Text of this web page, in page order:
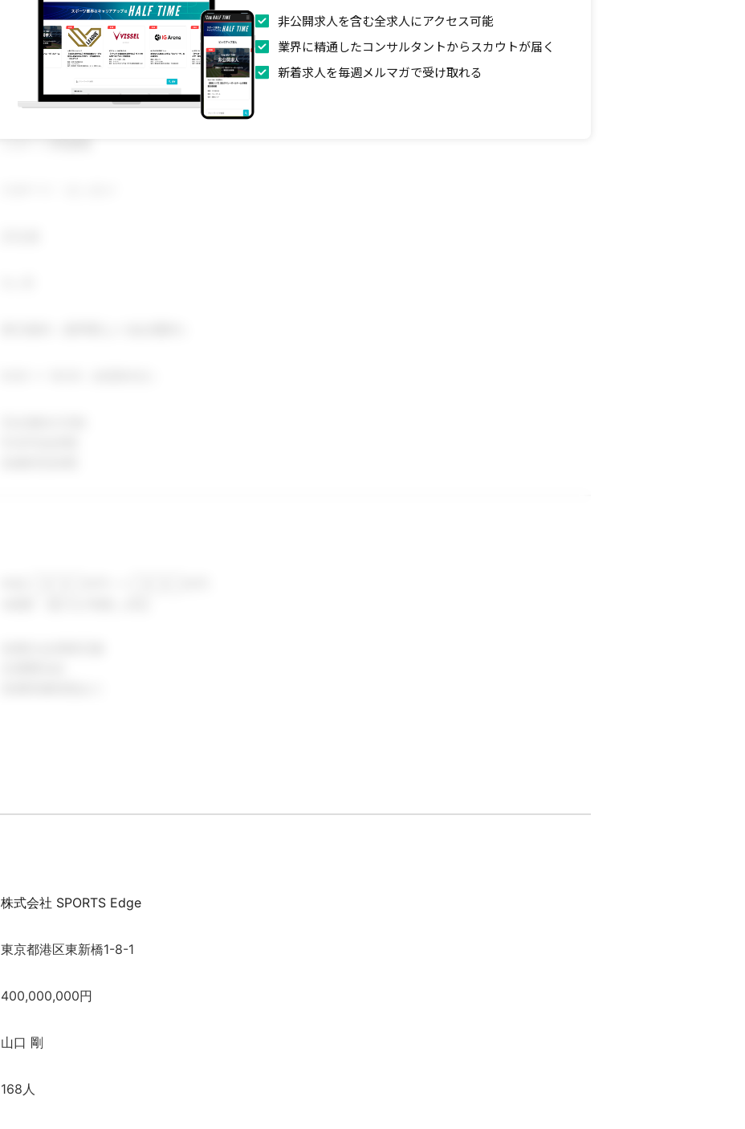
事業拡大に伴い、組織体制を強化するためのメンバーを募集します。
スポーツ関連職
非公開求人を含む全求人にアクセス可能
業界に精通したコンサルタントからスカウトが届く
新着求人を毎週メルマガで受け取れる
株式会社 SPORTS Edge
東京都港区東新橋1-8-1
400,000,000円
山口 剛
168人